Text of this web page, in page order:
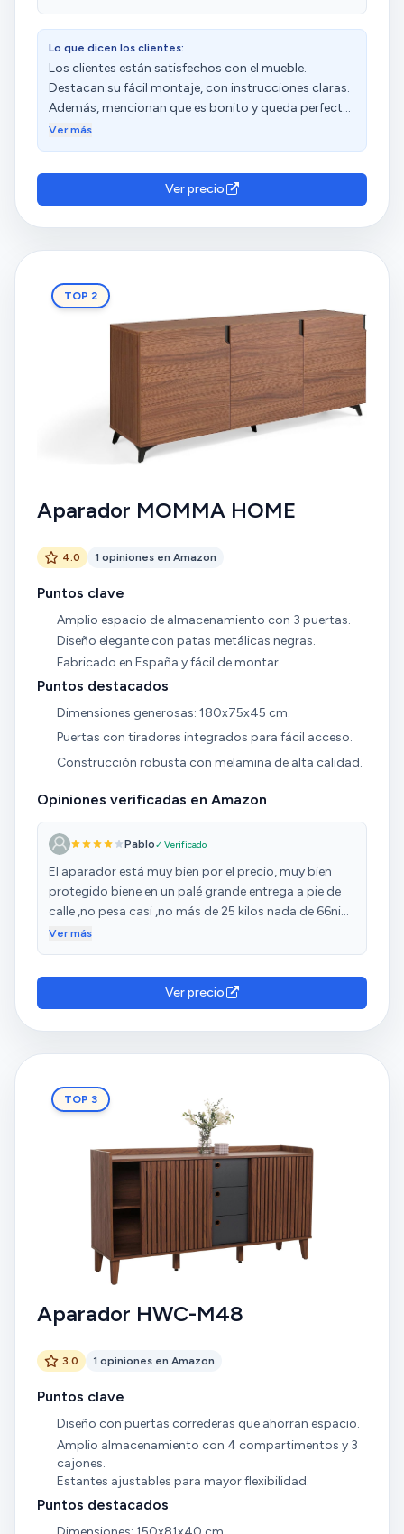
precio está bien. Recomiendo la compra.
Lo que dicen los clientes:
Los clientes están satisfechos con el mueble.
Destacan su fácil montaje, con instrucciones claras.
Además, mencionan que es bonito y queda perfecto
en el hueco que buscaban. También resaltan su gran
Ver más
Ver precio
TOP 2
Aparador MOMMA HOME
4.0 1 opiniones en Amazon
Puntos clave
Amplio espacio de almacenamiento con 3 puertas.
Diseño elegante con patas metálicas negras.
Fabricado en España y fácil de montar.
Puntos destacados
Dimensiones generosas: 180x75x45 cm.
Puertas con tiradores integrados para fácil acceso.
Construcción robusta con melamina de alta calidad.
Opiniones verificadas en Amazon
Pablo✓ Verificado
El aparador está muy bien por el precio, muy bien
protegido biene en un palé grande entrega a pie de
calle ,no pesa casi ,no más de 25 kilos nada de 66ni
70como pone el vendedor, ojalá,quizás
Ver más
Ver precio
TOP 3
Aparador HWC-M48
3.0 1 opiniones en Amazon
Puntos clave
Diseño con puertas correderas que ahorran espacio.
Amplio almacenamiento con 4 compartimentos y 3
cajones.
Estantes ajustables para mayor flexibilidad.
Puntos destacados